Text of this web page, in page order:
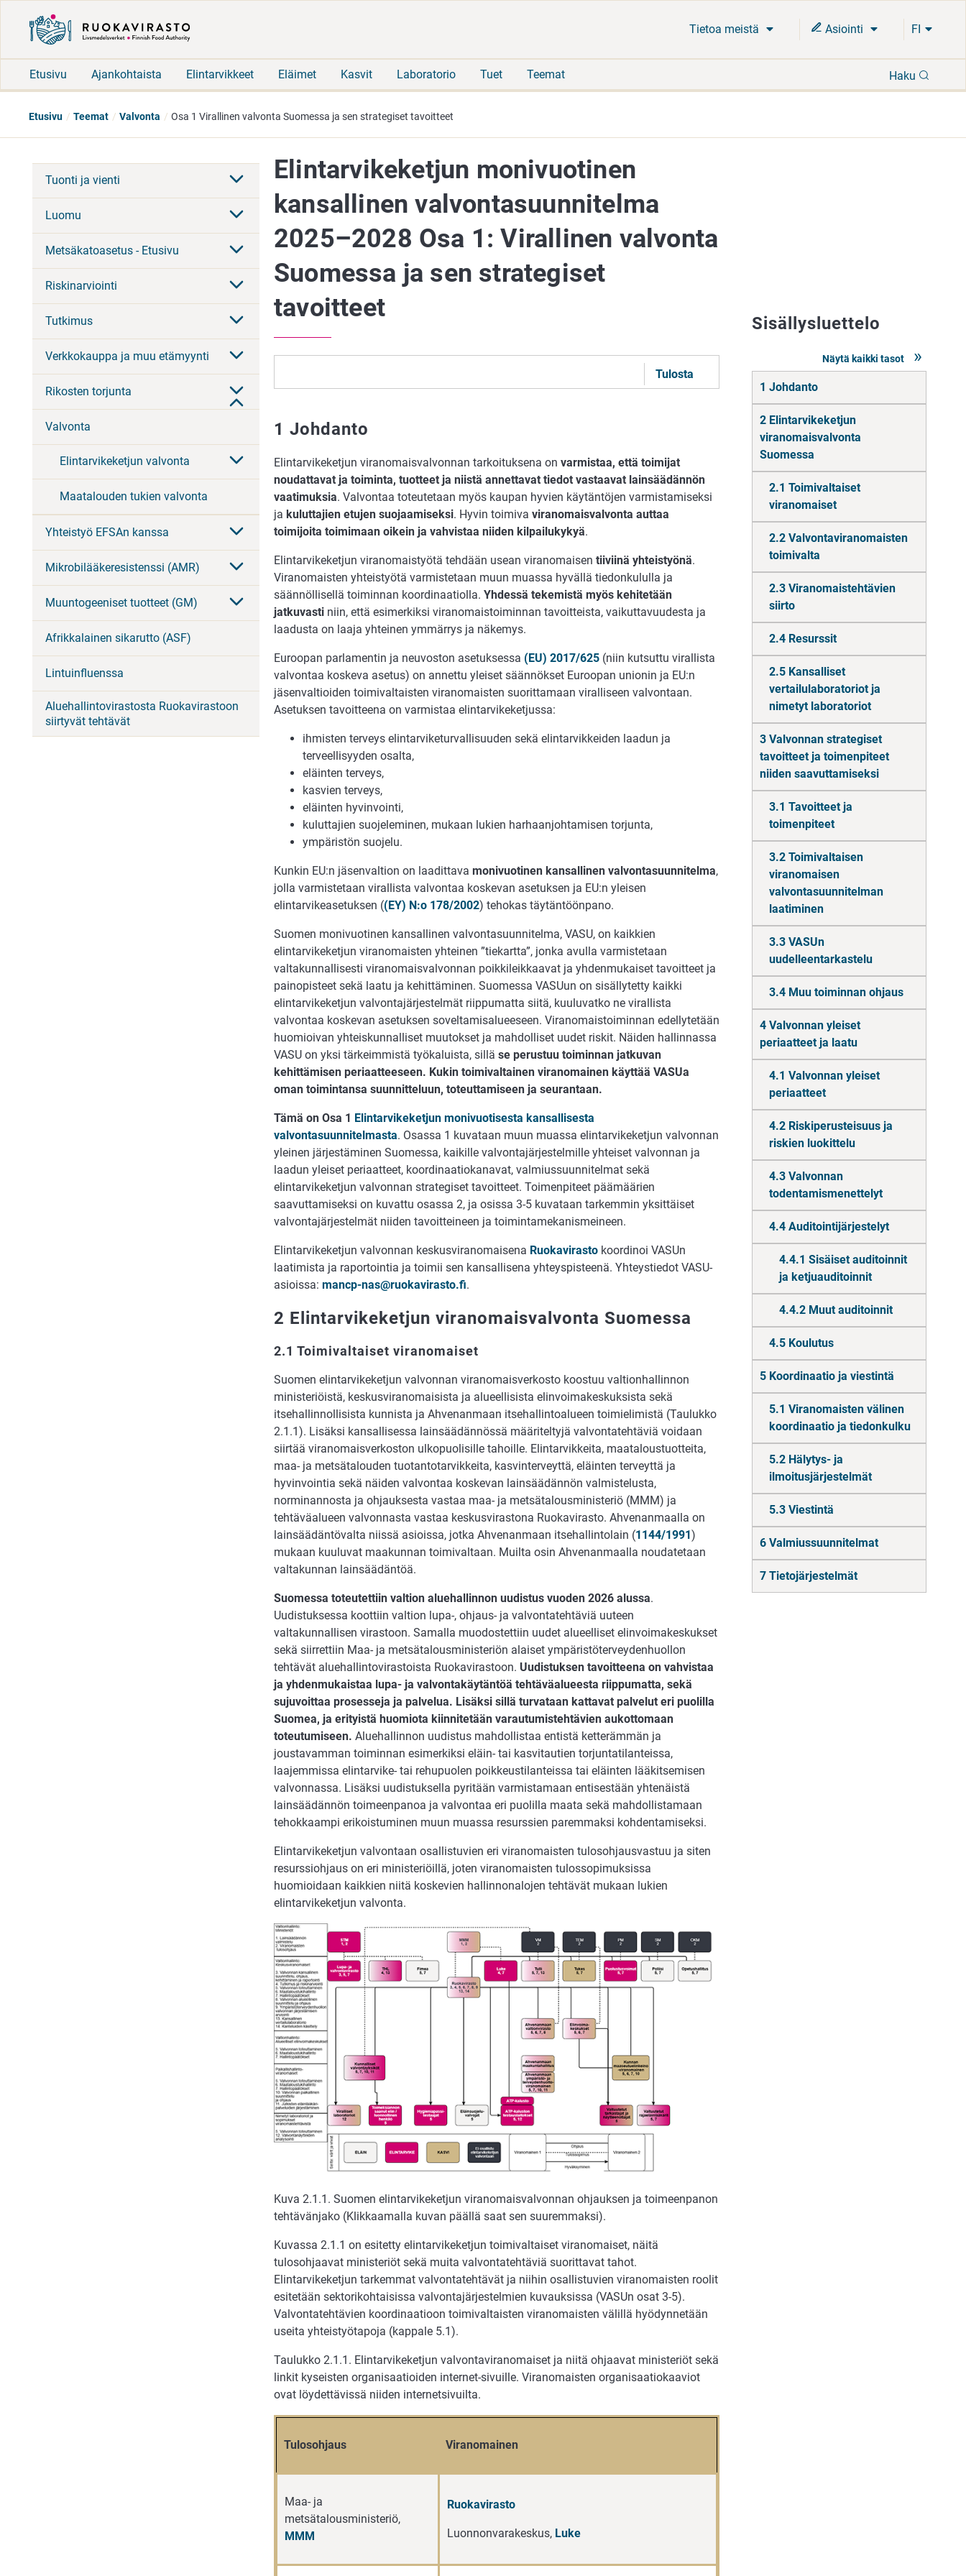
Tietoa meistä Asiointi FI
Etusivu Ajankohtaista Elintarvikkeet Eläimet Kasvit Laboratorio Tuet Teemat Haku
Etusivu Teemat Valvonta Osa 1 Virallinen valvonta Suomessa ja sen strategiset tavoitteet
Tuonti ja vienti
Luomu
Metsäkatoasetus - Etusivu
Riskinarviointi
Tutkimus
Verkkokauppa ja muu etämyynti
Rikosten torjunta
Valvonta
Elintarvikeketjun valvonta
Maatalouden tukien valvonta
Yhteistyö EFSAn kanssa
Mikrobilääkeresistenssi (AMR)
Muuntogeeniset tuotteet (GM)
Afrikkalainen sikarutto (ASF)
Lintuinfluenssa
Aluehallintovirastosta Ruokavirastoon
siirtyvät tehtävät
Elintarvikeketjun monivuotinen
kansallinen valvontasuunnitelma
2025–2028 Osa 1: Virallinen valvonta
Suomessa ja sen strategiset
tavoitteet
Tulosta
Sisällysluettelo
Näytä kaikki tasot
Siirry
suoraan
sisältöön
1 Johdanto
2 Elintarvikeketjun
viranomaisvalvonta
Suomessa
2.1 Toimivaltaiset
viranomaiset
2.2 Valvontaviranomaisten
toimivalta
2.3 Viranomaistehtävien
siirto
2.4 Resurssit
2.5 Kansalliset
vertailulaboratoriot ja
nimetyt laboratoriot
3 Valvonnan strategiset
tavoitteet ja toimenpiteet
niiden saavuttamiseksi
3.1 Tavoitteet ja
toimenpiteet
3.2 Toimivaltaisen
viranomaisen
valvontasuunnitelman
laatiminen
3.3 VASUn
uudelleentarkastelu
3.4 Muu toiminnan ohjaus
4 Valvonnan yleiset
periaatteet ja laatu
4.1 Valvonnan yleiset
periaatteet
4.2 Riskiperusteisuus ja
riskien luokittelu
4.3 Valvonnan
todentamismenettelyt
4.4 Auditointijärjestelyt
4.4.1 Sisäiset auditoinnit
ja ketjuauditoinnit
4.4.2 Muut auditoinnit
4.5 Koulutus
5 Koordinaatio ja viestintä
5.1 Viranomaisten välinen
koordinaatio ja tiedonkulku
5.2 Hälytys- ja
ilmoitusjärjestelmät
5.3 Viestintä
6 Valmiussuunnitelmat
7 Tietojärjestelmät
1 Johdanto
Elintarvikeketjun viranomaisvalvonnan tarkoituksena on varmistaa, että toimijat
noudattavat ja toiminta, tuotteet ja niistä annettavat tiedot vastaavat lainsäädännön
vaatimuksia. Valvontaa toteutetaan myös kaupan hyvien käytäntöjen varmistamiseksi
ja kuluttajien etujen suojaamiseksi. Hyvin toimiva viranomaisvalvonta auttaa
toimijoita toimimaan oikein ja vahvistaa niiden kilpailukykyä.
Elintarvikeketjun viranomaistyötä tehdään usean viranomaisen tiiviinä yhteistyönä.
Viranomaisten yhteistyötä varmistetaan muun muassa hyvällä tiedonkululla ja
säännöllisellä toiminnan koordinaatiolla. Yhdessä tekemistä myös kehitetään
jatkuvasti niin, että esimerkiksi viranomaistoiminnan tavoitteista, vaikuttavuudesta ja
laadusta on laaja yhteinen ymmärrys ja näkemys.
Euroopan parlamentin ja neuvoston asetuksessa (EU) 2017/625 (niin kutsuttu virallista
valvontaa koskeva asetus) on annettu yleiset säännökset Euroopan unionin ja EU:n
jäsenvaltioiden toimivaltaisten viranomaisten suorittamaan viralliseen valvontaan.
Asetuksen tavoitteena on varmistaa elintarvikeketjussa:
ihmisten terveys elintarviketurvallisuuden sekä elintarvikkeiden laadun ja
terveellisyyden osalta,
eläinten terveys,
kasvien terveys,
eläinten hyvinvointi,
kuluttajien suojeleminen, mukaan lukien harhaanjohtamisen torjunta,
ympäristön suojelu.
Kunkin EU:n jäsenvaltion on laadittava monivuotinen kansallinen valvontasuunnitelma,
jolla varmistetaan virallista valvontaa koskevan asetuksen ja EU:n yleisen
elintarvikeasetuksen ((EY) N:o 178/2002) tehokas täytäntöönpano.
Suomen monivuotinen kansallinen valvontasuunnitelma, VASU, on kaikkien
elintarvikeketjun viranomaisten yhteinen ”tiekartta”, jonka avulla varmistetaan
valtakunnallisesti viranomaisvalvonnan poikkileikkaavat ja yhdenmukaiset tavoitteet ja
painopisteet sekä laatu ja kehittäminen. Suomessa VASUun on sisällytetty kaikki
elintarvikeketjun valvontajärjestelmät riippumatta siitä, kuuluvatko ne virallista
valvontaa koskevan asetuksen soveltamisalueeseen. Viranomaistoiminnan edellytetään
huomioivan yhteiskunnalliset muutokset ja mahdolliset uudet riskit. Näiden hallinnassa
VASU on yksi tärkeimmistä työkaluista, sillä se perustuu toiminnan jatkuvan
kehittämisen periaatteeseen. Kukin toimivaltainen viranomainen käyttää VASUa
oman toimintansa suunnitteluun, toteuttamiseen ja seurantaan.
Tämä on Osa 1 Elintarvikeketjun monivuotisesta kansallisesta
valvontasuunnitelmasta. Osassa 1 kuvataan muun muassa elintarvikeketjun valvonnan
yleinen järjestäminen Suomessa, kaikille valvontajärjestelmille yhteiset valvonnan ja
laadun yleiset periaatteet, koordinaatiokanavat, valmiussuunnitelmat sekä
elintarvikeketjun valvonnan strategiset tavoitteet. Toimenpiteet päämäärien
saavuttamiseksi on kuvattu osassa 2, ja osissa 3-5 kuvataan tarkemmin yksittäiset
valvontajärjestelmät niiden tavoitteineen ja toimintamekanismeineen.
Elintarvikeketjun valvonnan keskusviranomaisena Ruokavirasto koordinoi VASUn
laatimista ja raportointia ja toimii sen kansallisena yhteyspisteenä. Yhteystiedot VASU-
asioissa: mancp-nas@ruokavirasto.fi.
2 Elintarvikeketjun viranomaisvalvonta Suomessa
2.1 Toimivaltaiset viranomaiset
Suomen elintarvikeketjun valvonnan viranomaisverkosto koostuu valtionhallinnon
ministeriöistä, keskusviranomaisista ja alueellisista elinvoimakeskuksista sekä
itsehallinnollisista kunnista ja Ahvenanmaan itsehallintoalueen toimielimistä (Taulukko
2.1.1). Lisäksi kansallisessa lainsäädännössä määriteltyjä valvontatehtäviä voidaan
siirtää viranomaisverkoston ulkopuolisille tahoille. Elintarvikkeita, maataloustuotteita,
maa- ja metsätalouden tuotantotarvikkeita, kasvinterveyttä, eläinten terveyttä ja
hyvinvointia sekä näiden valvontaa koskevan lainsäädännön valmistelusta,
norminannosta ja ohjauksesta vastaa maa- ja metsätalousministeriö (MMM) ja
tehtäväalueen valvonnasta vastaa keskusvirastona Ruokavirasto. Ahvenanmaalla on
lainsäädäntövalta niissä asioissa, jotka Ahvenanmaan itsehallintolain (1144/1991)
mukaan kuuluvat maakunnan toimivaltaan. Muilta osin Ahvenanmaalla noudatetaan
valtakunnan lainsäädäntöä.
Suomessa toteutettiin valtion aluehallinnon uudistus vuoden 2026 alussa.
Uudistuksessa koottiin valtion lupa-, ohjaus- ja valvontatehtäviä uuteen
valtakunnallisen virastoon. Samalla muodostettiin uudet alueelliset elinvoimakeskukset
sekä siirrettiin Maa- ja metsätalousministeriön alaiset ympäristöterveydenhuollon
tehtävät aluehallintovirastoista Ruokavirastoon. Uudistuksen tavoitteena on vahvistaa
ja yhdenmukaistaa lupa- ja valvontakäytäntöä tehtäväalueesta riippumatta, sekä
sujuvoittaa prosesseja ja palvelua. Lisäksi sillä turvataan kattavat palvelut eri puolilla
Suomea, ja erityistä huomiota kiinnitetään varautumistehtävien aukottomaan
toteutumiseen. Aluehallinnon uudistus mahdollistaa entistä ketterämmän ja
joustavamman toiminnan esimerkiksi eläin- tai kasvitautien torjuntatilanteissa,
laajemmissa elintarvike- tai rehupuolen poikkeustilanteissa tai eläinten lääkitsemisen
valvonnassa. Lisäksi uudistuksella pyritään varmistamaan entisestään yhtenäistä
lainsäädännön toimeenpanoa ja valvontaa eri puolilla maata sekä mahdollistamaan
tehokkaampi erikoistuminen muun muassa resurssien paremmaksi kohdentamiseksi.
Elintarvikeketjun valvontaan osallistuvien eri viranomaisten tulosohjausvastuu ja siten
resurssiohjaus on eri ministeriöillä, joten viranomaisten tulossopimuksissa
huomioidaan kaikkien niitä koskevien hallinnonalojen tehtävät mukaan lukien
elintarvikeketjun valvonta.
Kuva 2.1.1. Suomen elintarvikeketjun viranomaisvalvonnan ohjauksen ja toimeenpanon
tehtävänjako (Klikkaamalla kuvan päällä saat sen suuremmaksi).
Kuvassa 2.1.1 on esitetty elintarvikeketjun toimivaltaiset viranomaiset, näitä
tulosohjaavat ministeriöt sekä muita valvontatehtäviä suorittavat tahot.
Elintarvikeketjun tarkemmat valvontatehtävät ja niihin osallistuvien viranomaisten roolit
esitetään sektorikohtaisissa valvontajärjestelmien kuvauksissa (VASUn osat 3-5).
Valvontatehtävien koordinaatioon toimivaltaisten viranomaisten välillä hyödynnetään
useita yhteistyötapoja (kappale 5.1).
Taulukko 2.1.1. Elintarvikeketjun valvontaviranomaiset ja niitä ohjaavat ministeriöt sekä
linkit kyseisten organisaatioiden internet-sivuille. Viranomaisten organisaatiokaaviot
ovat löydettävissä niiden internetsivuilta.
Tulosohjaus Viranomainen
Maa- ja
metsätalousministeriö,
MMM
Ruokavirasto
Luonnonvarakeskus, Luke